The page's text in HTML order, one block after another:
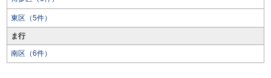
東区（5件）
ま行
南区（6件）